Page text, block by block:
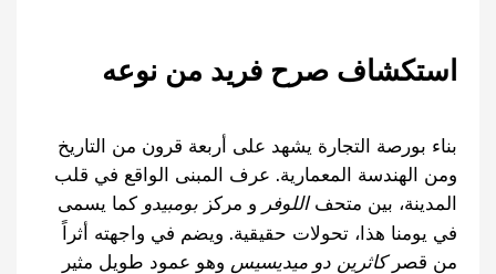
استكشاف صرح فريد من نوعه
بناء بورصة التجارة يشهد على أربعة قرون من التاريخ
ومن الهندسة المعمارية. عرف المبنى الواقع في قلب
المدينة، بين متحفاللوفر و مركز بومبيدو كما يسمى
في يومنا هذا، تحولات حقيقية. ويضم في واجهته أثراً
من قصركاثرين دو ميديسيس وهو عمود طويل مثير